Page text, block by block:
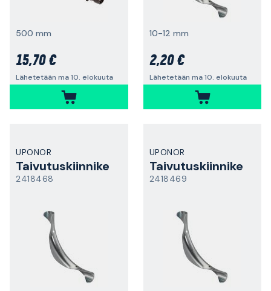
500 mm
15,70 €
Lähetetään ma 10. elokuuta
10-12 mm
2,20 €
Lähetetään ma 10. elokuuta
UPONOR
Taivutuskiinnike
2418468
UPONOR
Taivutuskiinnike
2418469